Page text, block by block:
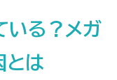
いる？メガ
とは